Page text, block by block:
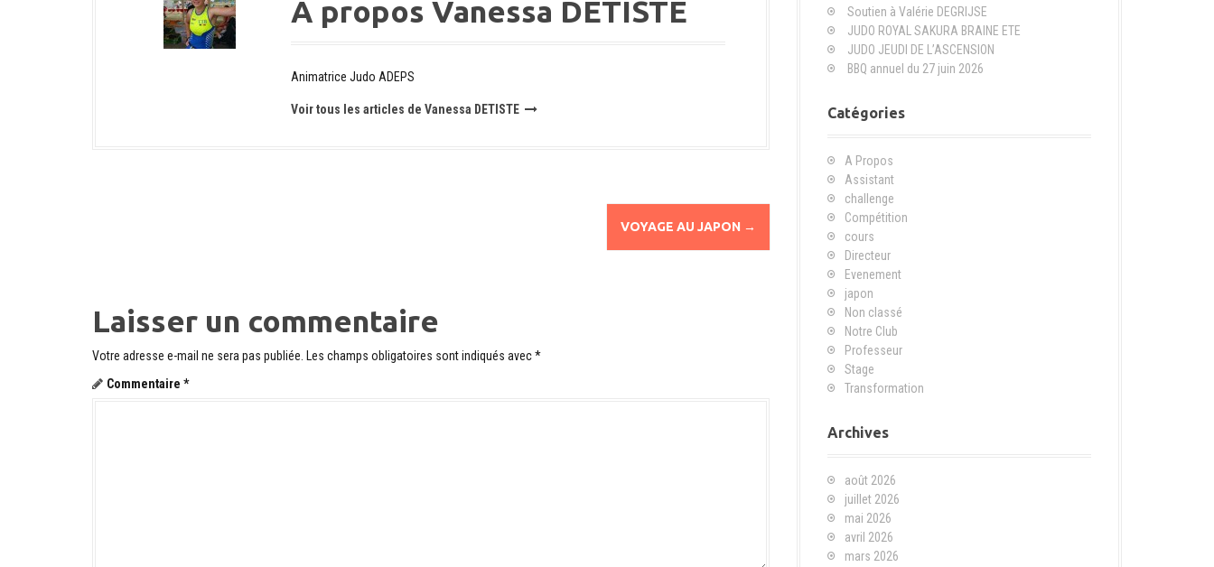
A propos Vanessa DETISTE
Animatrice Judo ADEPS
Voir tous les articles de Vanessa DETISTE
i
g
a
VOYAGE AU JAPON →
Laisser un commentaire
Votre adresse e-mail ne sera pas publiée. Les champs obligatoires sont indiqués avec*
Commentaire *
e
p
o
u
Soutien à Valérie DEGRIJSE
JUDO ROYAL SAKURA BRAINE ETE
JUDO JEUDI DE L’ASCENSION
BBQ annuel du 27 juin 2026
Catégories
A Propos
Assistant
challenge
Compétition
cours
Directeur
Evenement
japon
Non classé
Notre Club
Professeur
Stage
Transformation
Archives
août 2026
juillet 2026
mai 2026
avril 2026
mars 2026